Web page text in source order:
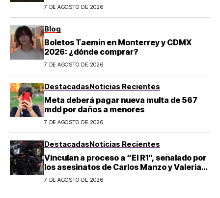
7 DE AGOSTO DE 2026
Blog
Boletos Taemin en Monterrey y CDMX
2026: ¿dónde comprar?
7 DE AGOSTO DE 2026
DestacadasNoticias Recientes
Meta deberá pagar nueva multa de 567
mdd por daños a menores
7 DE AGOSTO DE 2026
DestacadasNoticias Recientes
Vinculan a proceso a “El R1”, señalado por
los asesinatos de Carlos Manzo y Valeria
Márquez
7 DE AGOSTO DE 2026